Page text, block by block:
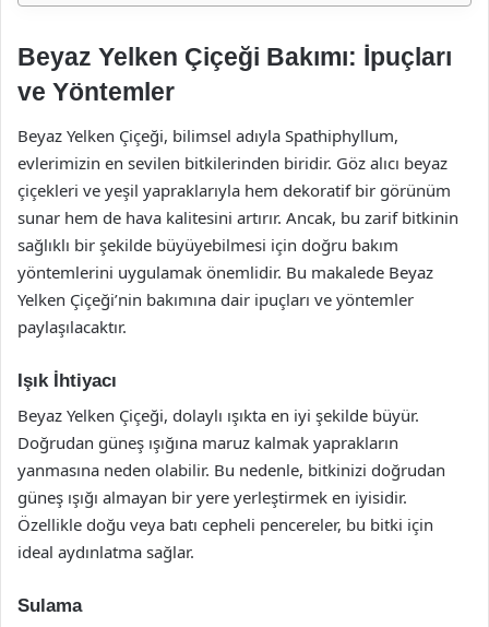
Beyaz Yelken Çiçeği Bakımı: İpuçları
ve Yöntemler
Beyaz Yelken Çiçeği, bilimsel adıyla Spathiphyllum,
evlerimizin en sevilen bitkilerinden biridir. Göz alıcı beyaz
çiçekleri ve yeşil yapraklarıyla hem dekoratif bir görünüm
sunar hem de hava kalitesini artırır. Ancak, bu zarif bitkinin
sağlıklı bir şekilde büyüyebilmesi için doğru bakım
yöntemlerini uygulamak önemlidir. Bu makalede Beyaz
Yelken Çiçeği’nin bakımına dair ipuçları ve yöntemler
paylaşılacaktır.
Işık İhtiyacı
Beyaz Yelken Çiçeği, dolaylı ışıkta en iyi şekilde büyür.
Doğrudan güneş ışığına maruz kalmak yaprakların
yanmasına neden olabilir. Bu nedenle, bitkinizi doğrudan
güneş ışığı almayan bir yere yerleştirmek en iyisidir.
Özellikle doğu veya batı cepheli pencereler, bu bitki için
ideal aydınlatma sağlar.
Sulama